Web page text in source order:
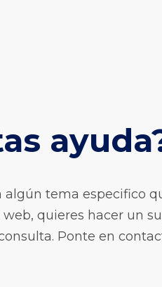
algún tema especifico
quieres hacer un
Ponte en